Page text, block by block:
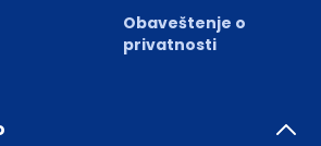
Obaveštenje o
privatnosti